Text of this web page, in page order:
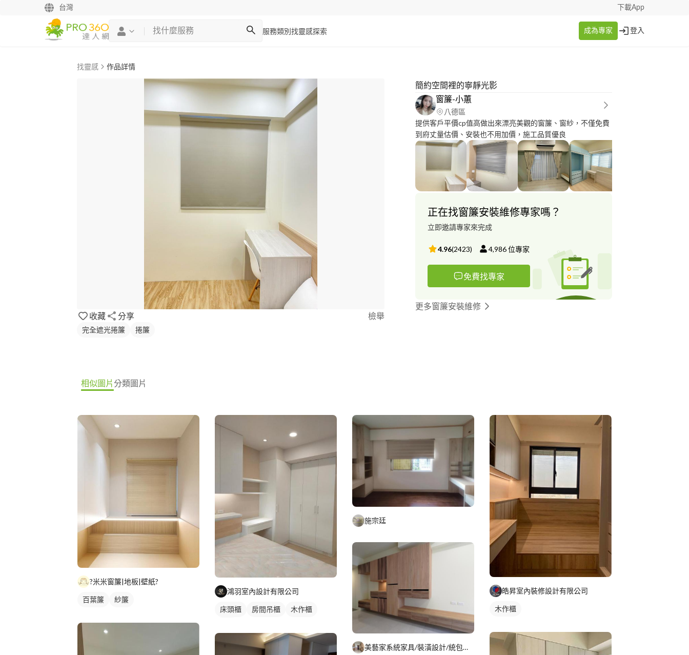
台灣 下載App
服務類別 找靈感探索 成為專家 登入
找靈感 作品詳情
收藏 分享 檢舉
完全遮光捲簾 捲簾
簡約空間裡的寧靜光影
窗簾-小蕙
八德區
提供客戶平價cp值高做出來漂亮美觀的窗簾、窗紗，不僅免費
到府丈量估價、安裝也不用加價，施工品質優良
正在找窗簾安裝維修專家嗎？
立即邀請專家來完成
4.96(2423) 4,986位專家
免費找專家
更多窗簾安裝維修
相似圖片分類圖片
?米米窗簾|地板|壁紙?
百葉簾 紗簾
鴻羽室內設計有限公司
床頭櫃 房間吊櫃
木作櫃
施宗廷
美藝家系統家具/裝潢設計/統包服務
皓昇室內裝修設計有限公司
木作櫃